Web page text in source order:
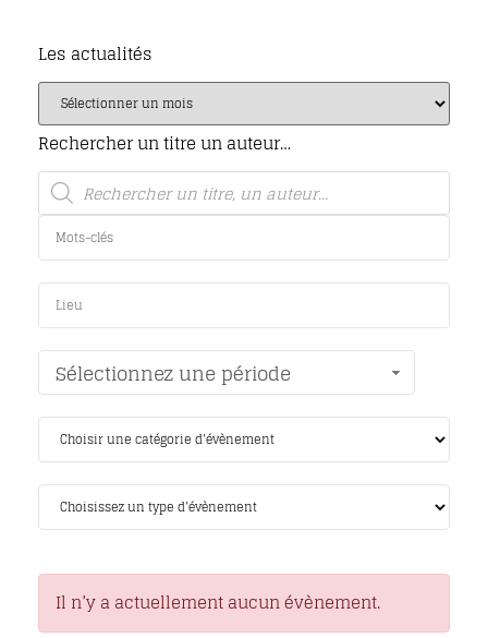
Les actualités
Rechercher un titre un auteur…
Sélectionnez une période
Il n’y a actuellement aucun évènement.